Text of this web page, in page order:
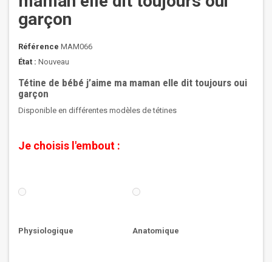
garçon
Référence MAM066
État : Nouveau
Tétine de bébé j’aime ma maman elle dit toujours oui
garçon
Disponible en différentes modèles de tétines
Je choisis l'embout :
Physiologique Anatomique